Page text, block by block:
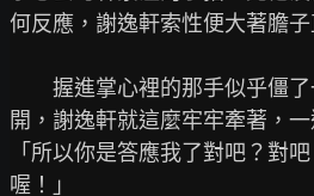
何反應，謝逸軒索性便大著膽子
握進掌心裡的那手似乎僵了
開，謝逸軒就這麼牢牢牽著，一
「所以你是答應我了對吧？對
喔！」